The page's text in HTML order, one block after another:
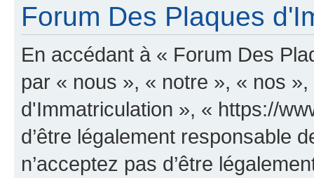
Forum Des Plaques
En accédant à « Forum Des
par « nous », « notre », « nos
d'Immatriculation », « https://
d’être légalement responsable
n’acceptez pas d’être